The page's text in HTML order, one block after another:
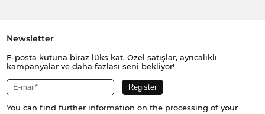
Newsletter
E-posta kutuna biraz lüks kat. Özel satışlar, ayrıcalıklı
kampanyalar ve daha fazlası seni bekliyor!
You can find further information on the processing of your